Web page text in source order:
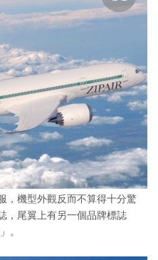
，機型外觀反而不算得十分驚
，尾翼上有另一個品牌標誌
。